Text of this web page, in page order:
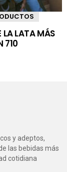
LA LATA MÁS
710
y adeptos,
las bebidas más
cotidiana